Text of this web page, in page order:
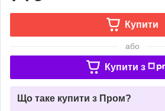
Купити
або
Купити з
Що таке купити з Пром?